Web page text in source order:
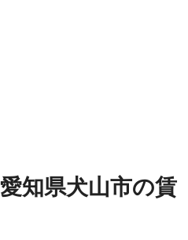
愛知県犬山市の賃